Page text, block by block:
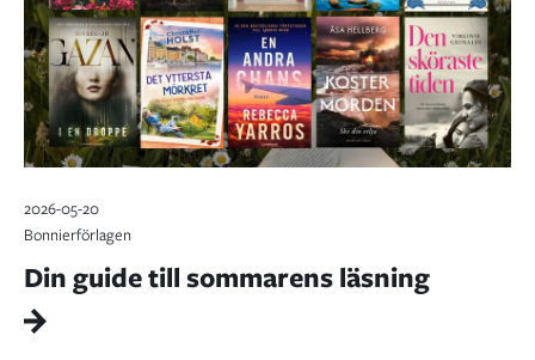
2026-05-20
Bonnierförlagen
Din guide till sommarens läsning